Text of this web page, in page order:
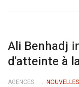
Ali Benhadj
d'atteinte à
AGENCES NOUVELLES